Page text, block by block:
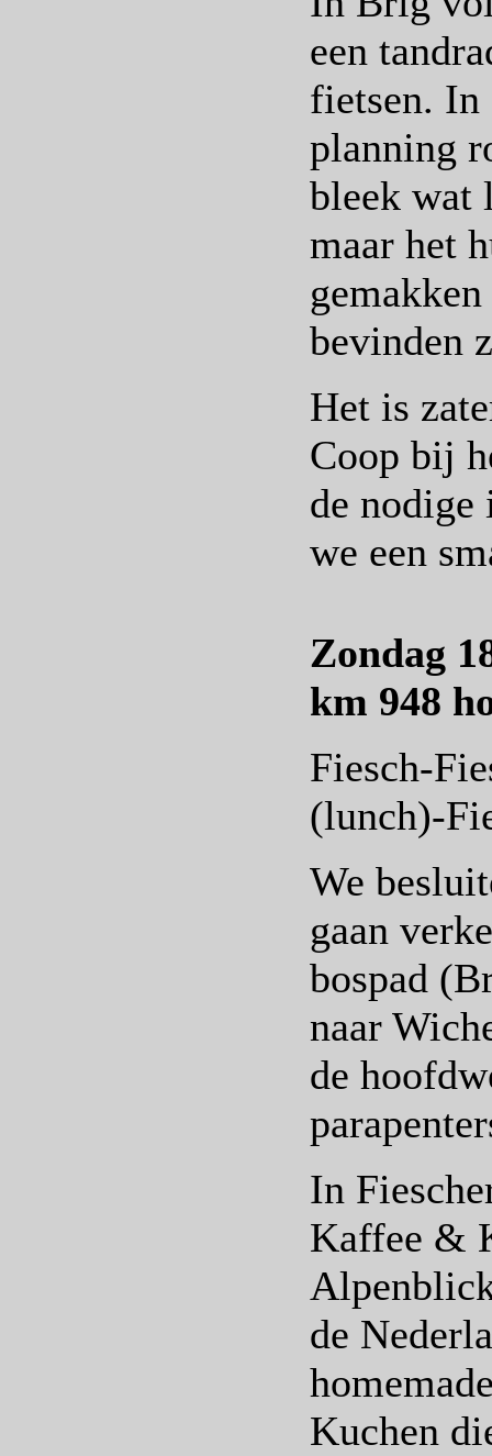
een
fietsen. In
planning
bleek wat
maar het
bevinden
Het is
Coop bij
de nodige
we een
Zondag
km 948
Fiesch-
(lunch)-
We
gaan
bospad
naar
de
In
Kaffee &
de
Kuchen